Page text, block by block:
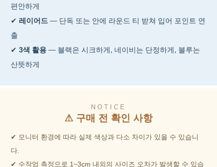
편안하게
✔ 레이어드 — 단독 또는 안에 라운드 티 받쳐 입어 포인트 연
출
✔ 3색 활용 — 블랙은 시크하게, 네이비는 단정하게, 블루는
산뜻하게
NOTICE
⚠ 구매 전 확인 사항
✔ 모니터 환경에 따라 실제 색상과 다소 차이가 있을 수 있습니
다.
✔ 수작업 측정으로 1~3cm 내외의 사이즈 오차가 발생할 수 있습